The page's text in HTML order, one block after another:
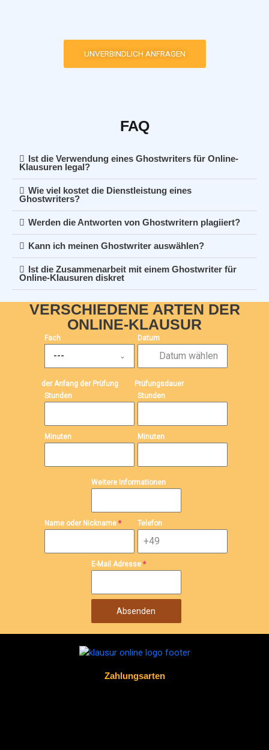
UNVERBINDLICH ANFRAGEN
FAQ
Ist die Verwendung eines Ghostwriters für Online-
Klausuren legal?
Wie viel kostet die Dienstleistung eines
Ghostwriters?
Werden die Antworten von Ghostwritern plagiiert?
Kann ich meinen Ghostwriter auswählen?
Ist die Zusammenarbeit mit einem Ghostwriter für
Online-Klausuren diskret
VERSCHIEDENE ARTEN DER
ONLINE-KLAUSUR​
Fach
---
Datum
der Anfang der Prüfung
Stunden
Minuten
Prüfungsdauer
Stunden
Minuten
Weitere Informationen
Name oder Nickname * Telefon
E-Mail Adresse *
Absenden
Zahlungsarten